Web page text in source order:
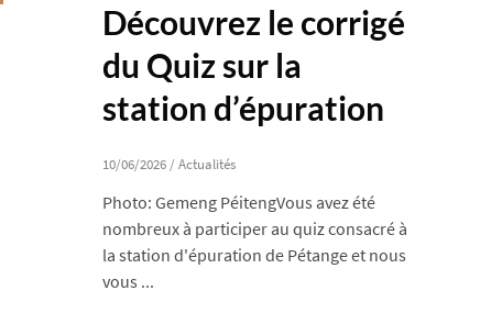
Découvrez le corrigé
du Quiz sur la
station d’épuration
10/06/2026/Actualités
Photo: Gemeng PéitengVous avez été
nombreux à participer au quiz consacré à
la station d'épuration de Pétange et nous
vous ...